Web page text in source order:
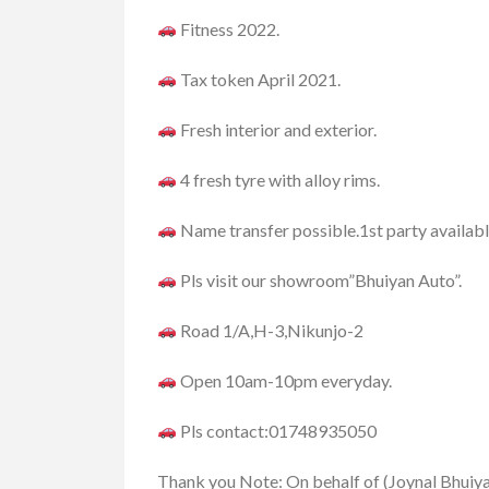
Fitness 2022.
Tax token April 2021.
Fresh interior and exterior.
4 fresh tyre with alloy rims.
Name transfer possible.1st party
Pls visit our showroom”Bhuiyan Auto”.
Road 1/A,H-3,Nikunjo-2
Open 10am-10pm everyday.
Pls contact:01748935050
Thank you Note: On behalf of (Joynal